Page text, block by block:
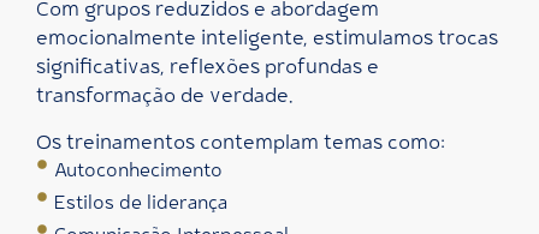
Com grupos reduzidos e abordagem
emocionalmente inteligente, estimulamos trocas
significativas, reflexões profundas e
transformação de verdade.
Os treinamentos contemplam temas como:
Autoconhecimento
Estilos de liderança